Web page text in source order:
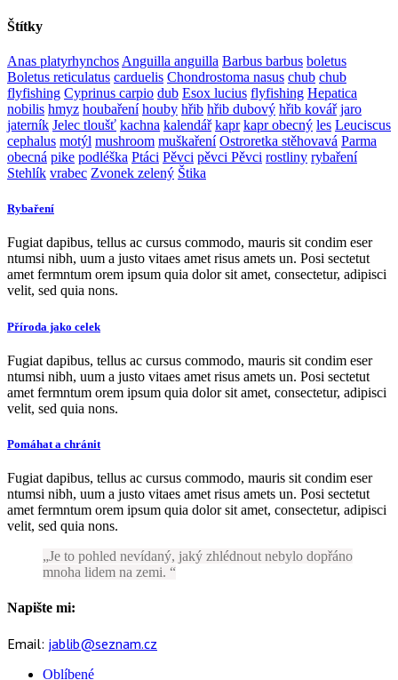
Štítky
Anas platyrhynchos Anguilla anguilla Barbus barbus boletus
Boletus reticulatus carduelis Chondrostoma nasus chub chub
flyfishing Cyprinus carpio dub Esox lucius flyfishing Hepatica
nobilis hmyz houbaření houby hřib hřib dubový hřib kovář jaro
jaterník Jelec tloušť kachna kalendář kapr kapr obecný les Leuciscus
cephalus motýl mushroom muškaření Ostroretka stěhovavá Parma
obecná pike podléška Ptáci Pěvci pěvci Pěvci rostliny rybaření
Stehlík vrabec Zvonek zelený Štika
Rybaření
Fugiat dapibus, tellus ac cursus commodo, mauris sit condim eser
ntumsi nibh, uum a justo vitaes amet risus amets un. Posi sectetut
amet fermntum orem ipsum quia dolor sit amet, consectetur, adipisci
velit, sed quia nons.
Příroda jako celek
Fugiat dapibus, tellus ac cursus commodo, mauris sit condim eser
ntumsi nibh, uum a justo vitaes amet risus amets un. Posi sectetut
amet fermntum orem ipsum quia dolor sit amet, consectetur, adipisci
velit, sed quia nons.
Pomáhat a chránit
Fugiat dapibus, tellus ac cursus commodo, mauris sit condim eser
ntumsi nibh, uum a justo vitaes amet risus amets un. Posi sectetut
amet fermntum orem ipsum quia dolor sit amet, consectetur, adipisci
velit, sed quia nons.
Je to pohled nevídaný, jaký zhlédnout nebylo dopřáno
mnoha lidem na zemi.
Napište mi:
Email: jablib@seznam.cz
Oblíbené